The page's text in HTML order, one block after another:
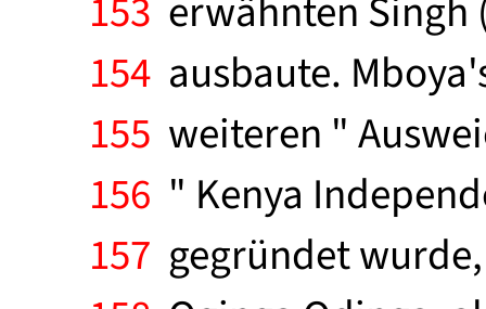
153 erwähnten
154 ausbaute.
155 weiteren "
156 " Kenya
157 gegründet